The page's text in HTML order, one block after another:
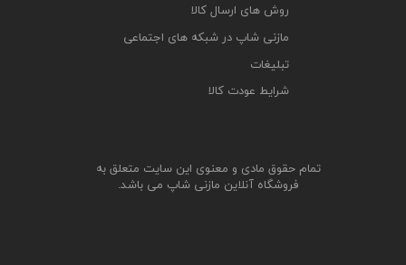
تمام حقوق مادی و معنوی این سایت متعلق به
فروشگاه آنلاین مازنی شاپ می باشد.
روش های ارسال کالا
مازنی شاپ در شبکه های اجتماعی
تبلیغات
شرایط عودت کالا